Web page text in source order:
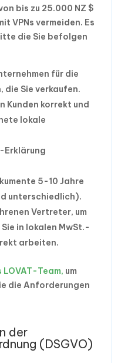
bis zu 25.000 NZ $
VPNs vermeiden. Es
die Sie befolgen
für die
die Sie verkaufen.
Kunden korrekt und
lokale
Erklärung
5-10 Jahre
unterschiedlich).
Vertreter, um
in lokalen MwSt.-
arbeiten.
LOVAT-Team, um
die Anforderungen
der
(DSGVO)